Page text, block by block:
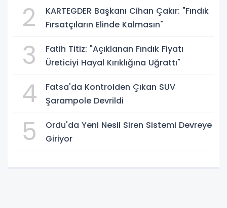
2
KARTEGDER Başkanı Cihan Çakır: "Fındık
Fırsatçıların Elinde Kalmasın"
3
Fatih Titiz: "Açıklanan Fındık Fiyatı
Üreticiyi Hayal Kırıklığına Uğrattı"
4
Fatsa'da Kontrolden Çıkan SUV
Şarampole Devrildi
5
Ordu'da Yeni Nesil Siren Sistemi Devreye
Giriyor